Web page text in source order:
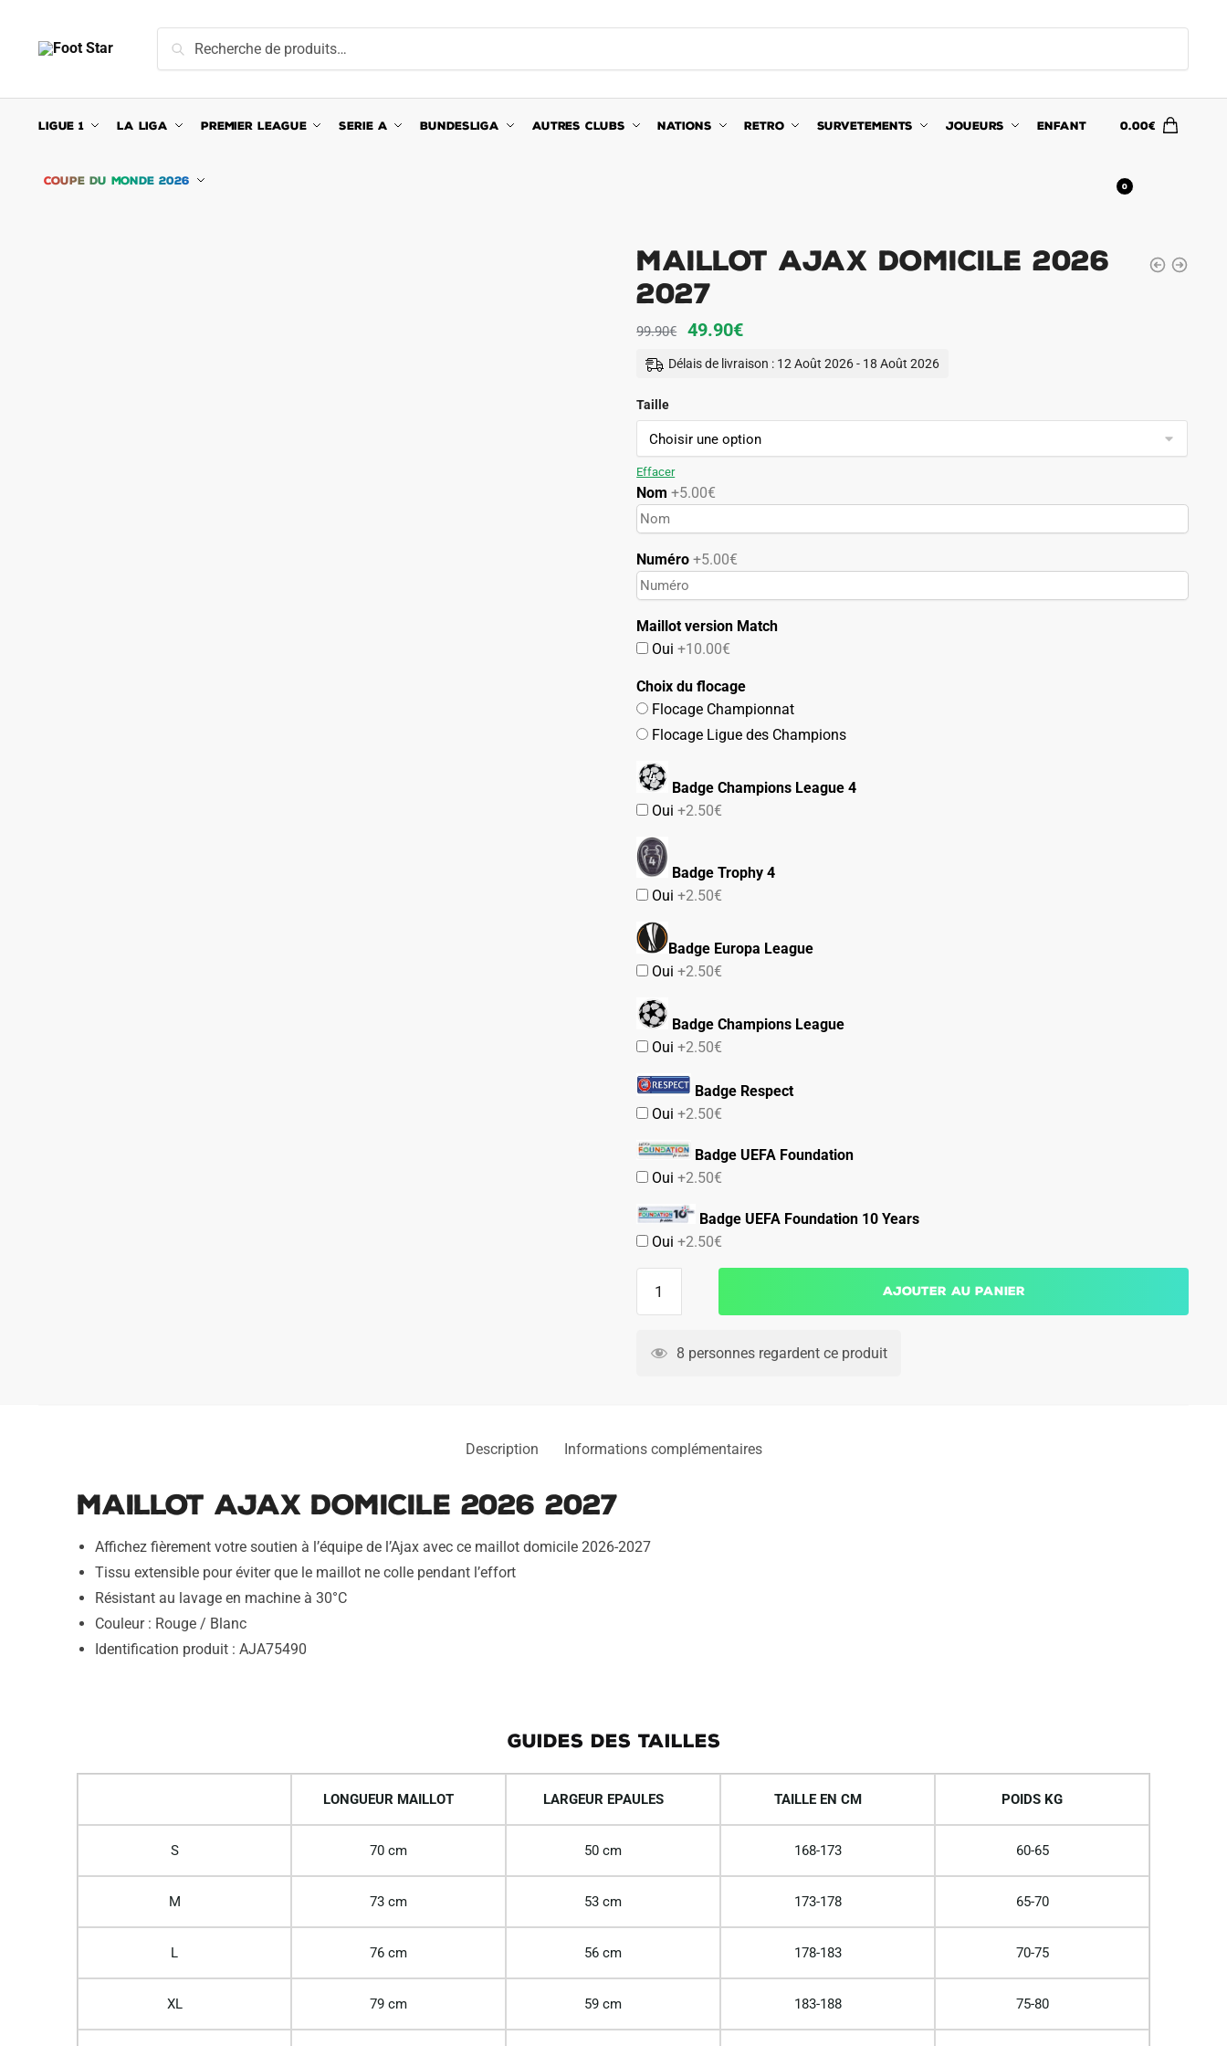
navigation
content
pour :
Recherche
LIGUE 1 LA LIGA PREMIER LEAGUE SERIE A BUNDESLIGA AUTRES CLUBS NATIONS RETRO SURVETEMENTS JOUEURS ENFANT
COUPE DU MONDE 2026
0.00€
0
Maillot Ajax Domicile 2026
2027
99.90€
Le
prix
99.90€.
49.90€Le
prix
49.90€.
Délais de livraison : 12 Août 2026 - 18 Août 2026
Taille
Effacer
Nom +5.00€
Numéro+5.00€
Maillot version Match
Oui+10.00€
Choix du flocage
Flocage Championnat
Flocage Ligue des Champions
Badge Champions League 4
Oui+2.50€
Badge Trophy 4
Oui+2.50€
Badge Europa League
Oui+2.50€
Badge Champions League
Oui+2.50€
Badge Respect
Oui+2.50€
Badge UEFA Foundation
Oui+2.50€
Badge UEFA Foundation 10 Years
Oui+2.50€
Ajax
Ajouter au panier
8 personnes regardent ce produit
Description Informations complémentaires
Maillot Ajax Domicile 2026 2027
Affichez fièrement votre soutien à l’équipe de l’Ajax avec ce maillot domicile 2026-2027
Tissu extensible pour éviter que le maillot ne colle pendant l’effort
Résistant au lavage en machine à 30°C
Couleur : Rouge / Blanc
Identification produit : AJA75490
GUIDES DES TAILLES
LONGUEUR MAILLOT LARGEUR EPAULES TAILLE EN CM POIDS KG
S 70 cm 50 cm 168-173 60-65
M 73 cm 53 cm 173-178 65-70
L 76 cm 56 cm 178-183 70-75
XL 79 cm 59 cm 183-188 75-80